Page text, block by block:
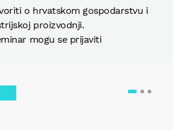
o hrvatskom gospodarstvu i
proizvodnji.
mogu se prijaviti